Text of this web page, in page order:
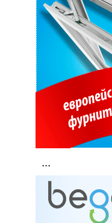
...